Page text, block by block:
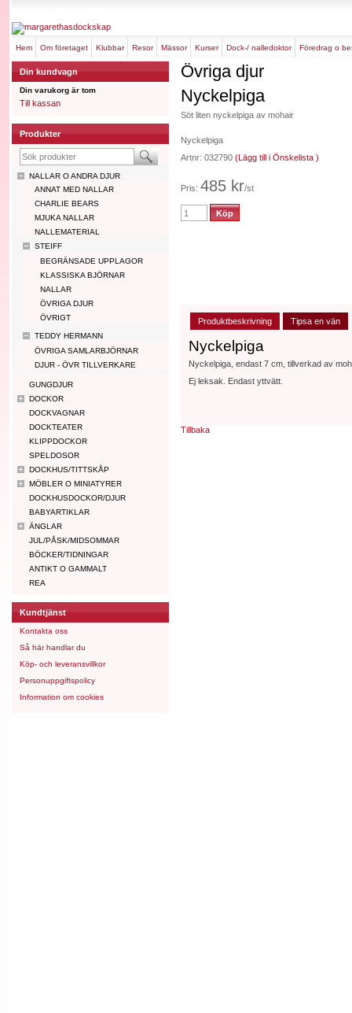
hem om företaget klubbar resor mässor kurser dock-/ nalledoktor föredrag o
Din kundvagn
Din varukorg är tom
Till kassan
Produkter
NALLAR O ANDRA DJUR
ANNAT MED NALLAR
CHARLIE BEARS
MJUKA NALLAR
NALLEMATERIAL
STEIFF
BEGRÄNSADE UPPLAGOR
KLASSISKA BJÖRNAR
NALLAR
ÖVRIGA DJUR
ÖVRIGT
TEDDY HERMANN
ÖVRIGA SAMLARBJÖRNAR
DJUR - ÖVR TILLVERKARE
GUNGDJUR
DOCKOR
DOCKVAGNAR
DOCKTEATER
KLIPPDOCKOR
SPELDOSOR
DOCKHUS/TITTSKÅP
MÖBLER O MINIATYRER
DOCKHUSDOCKOR/DJUR
BABYARTIKLAR
ÄNGLAR
JUL/PÅSK/MIDSOMMAR
BÖCKER/TIDNINGAR
ANTIKT O GAMMALT
REA
Kundtjänst
Kontakta oss
Så här handlar du
Köp- och leveransvillkor
Personuppgiftspolicy
Information om cookies
Övriga djur
Nyckelpiga
Söt liten nyckelpiga av mohair
Nyckelpiga
Artnr: 032790 (Lägg till i Önskelista )
Pris: 485 kr/st
Produktbeskrivning Tipsa en vän
Nyckelpiga
Nyckelpiga, endast 7 cm, tillverkad av
Ej leksak. Endast yttvätt.
Tillbaka